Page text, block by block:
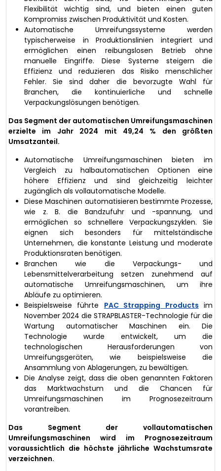
Flexibilität wichtig sind, und bieten einen guten
Kompromiss zwischen Produktivität und Kosten.
Automatische Umreifungssysteme werden
typischerweise in Produktionslinien integriert und
ermöglichen einen reibungslosen Betrieb ohne
manuelle Eingriffe. Diese Systeme steigern die
Effizienz und reduzieren das Risiko menschlicher
Fehler. Sie sind daher die bevorzugte Wahl für
Branchen, die kontinuierliche und schnelle
Verpackungslösungen benötigen.
Das Segment der automatischen Umreifungsmaschinen
erzielte im Jahr 2024 mit 49,24 % den größten
Umsatzanteil.
Automatische Umreifungsmaschinen bieten im
Vergleich zu halbautomatischen Optionen eine
höhere Effizienz und sind gleichzeitig leichter
zugänglich als vollautomatische Modelle.
Diese Maschinen automatisieren bestimmte Prozesse,
wie z. B. die Bandzufuhr und -spannung, und
ermöglichen so schnellere Verpackungszyklen. Sie
eignen sich besonders für mittelständische
Unternehmen, die konstante Leistung und moderate
Produktionsraten benötigen.
Branchen wie die Verpackungs- und
Lebensmittelverarbeitung setzen zunehmend auf
automatische Umreifungsmaschinen, um ihre
Abläufe zu optimieren.
Beispielsweise führte PAC Strapping Products im
November 2024 die STRAPBLASTER-Technologie für die
Wartung automatischer Maschinen ein. Die
Technologie wurde entwickelt, um die
technologischen Herausforderungen von
Umreifungsgeräten, wie beispielsweise die
Ansammlung von Ablagerungen, zu bewältigen.
Die Analyse zeigt, dass die oben genannten Faktoren
das Marktwachstum und die Chancen für
Umreifungsmaschinen im Prognosezeitraum
vorantreiben.
Das Segment der vollautomatischen
Umreifungsmaschinen wird im Prognosezeitraum
voraussichtlich die höchste jährliche Wachstumsrate
verzeichnen.